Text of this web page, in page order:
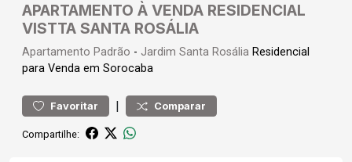
APARTAMENTO À VENDA RESIDENCIAL
VISTTA SANTA ROSÁLIA
Apartamento Padrão - Jardim Santa Rosália Residencial
para Venda em Sorocaba
Favoritar | Comparar
Compartilhe: